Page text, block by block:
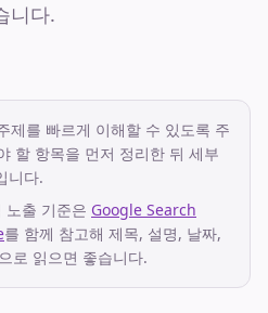
니다.
제를 빠르게 이해할 수 있도록 주
할 항목을 먼저 정리한 뒤 세부
니다.
노출 기준은 Google Search
를 함께 참고해 제목, 설명, 날짜,
로 읽으면 좋습니다.